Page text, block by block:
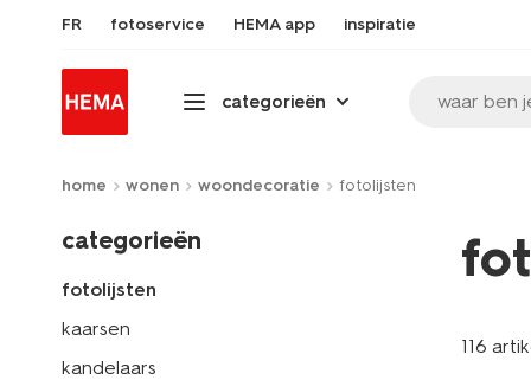
FR fotoservice HEMA app inspiratie
categorieën waar ben
home wonen woondecoratie fotolijsten
categorieën
fotolijsten
kaarsen
kandelaars
116